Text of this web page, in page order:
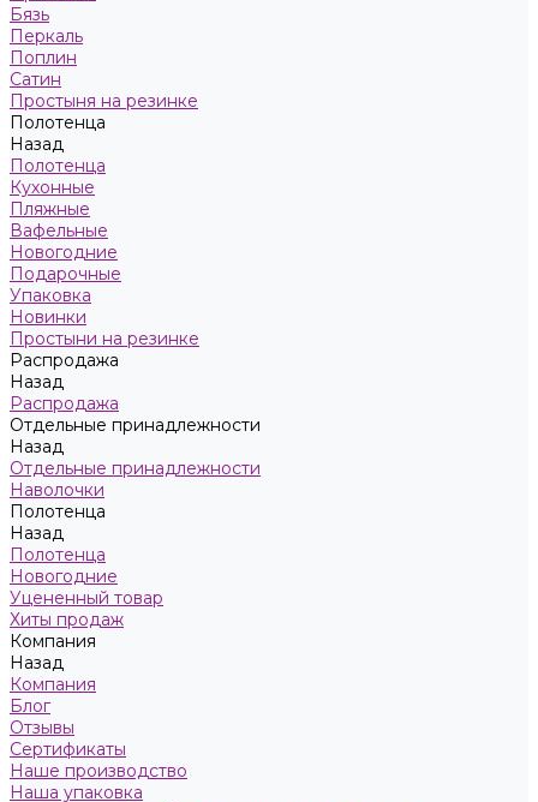
Бязь
Перкаль
Поплин
Сатин
Простыня на резинке
Полотенца
Назад
Полотенца
Кухонные
Пляжные
Вафельные
Новогодние
Подарочные
Упаковка
Новинки
Простыни на резинке
Распродажа
Назад
Распродажа
Отдельные принадлежности
Назад
Отдельные принадлежности
Наволочки
Полотенца
Назад
Полотенца
Новогодние
Уцененный товар
Хиты продаж
Компания
Назад
Компания
Блог
Отзывы
Сертификаты
Наше производство
Наша упаковка